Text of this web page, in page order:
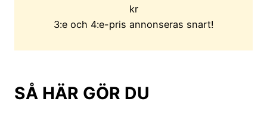
kr
3:e och 4:e-pris annonseras snart!
SÅ HÄR GÖR DU